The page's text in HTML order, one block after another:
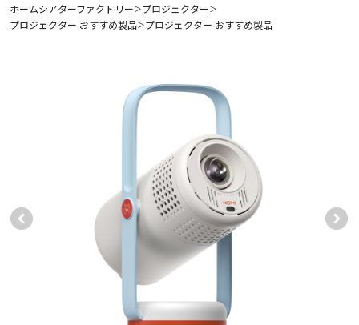
ホームシアターファクトリー＞プロジェクター＞
プロジェクター おすすめ製品＞プロジェクター おすすめ製品